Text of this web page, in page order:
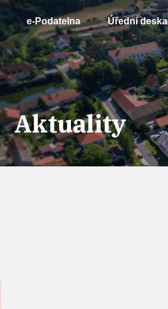
e-Podatelna Úřední deska
Aktuality